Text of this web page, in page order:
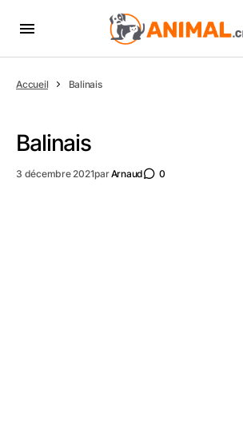
Accueil Balinais
Balinais
3 décembre 2021parArnaud 0